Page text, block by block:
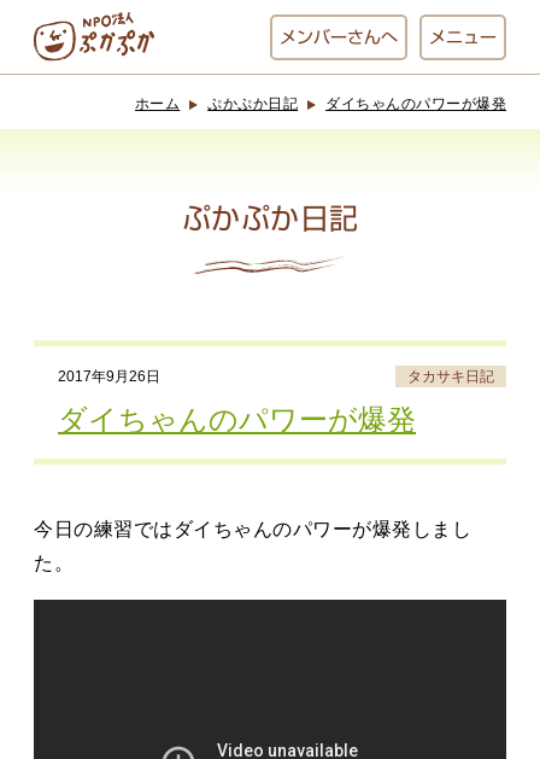
メンバーさんへ メニュー
お休み中
わんど
でんぱた
ぷかぷかさんと
ホーム ぷかぷか日記 ダイちゃんのパワーが爆発
ぷかぷか日記
2017年9月26日 タカサキ日記
ダイちゃんのパワーが爆発
今日の練習ではダイちゃんのパワーが爆発しまし
た。